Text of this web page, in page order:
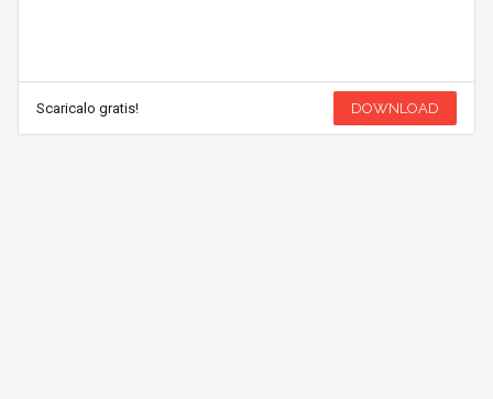
Scaricalo gratis! DOWNLOAD